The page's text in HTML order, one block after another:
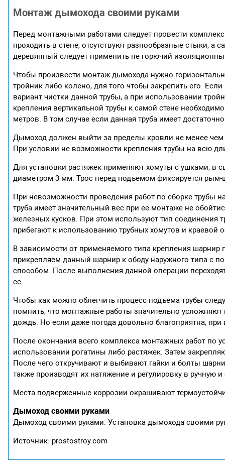
Монтаж дымохода своими руками
Перед монтажными работами следует провести комплекс
проходить в стене, отсутствуют разнообразные стыки, а
деревянный следует применить не горючий
Чтобы произвести монтаж дымохода нужно
тройник либо колено, для того чтобы закрепить его.
вариант чистки данной трубы, а при использовании
крепления вертикальной трубы к самой стене
метров. В том случае если данная труба имеет
Дымоход должен выйти за пределы кровли не менее чем
При условии не возможности крепления трубы на всю
Для установки растяжек применяют хомуты с ушками,
диаметром 3 мм. Трос перед подъемом фиксируется
При невозможности проведения работ по сборке трубы
труба имеет значительный вес при ее монтаже не
железных кусков. При этом используют тип соединения
прибегают к использованию трубных хомутов и
В зависимости от применяемого типа крепления
прикрепляем данный шарнир к ободу наружного типа с
способом. После выполнения данной операции
ее.
Чтобы как можно облегчить процесс подъема трубы
помнить, что монтажные работы значительно усложняют
дождь. Но если даже погода довольно благоприятна,
После окончания всего комплекса монтажных работ по
использовании рогатины либо растяжек. Затем
После чего откручивают и выбивают гайки и болты
также производят их натяжение и регулировку в ручную
Места подверженные коррозии окрашивают
Дымоход своими руками
Дымоход своими руками. Установка дымохода своими
Источник: prostostroy.com